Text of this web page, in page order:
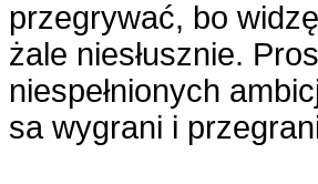
przegrywać, bo
żale niesłusznie.
niespełnionych
sa wygrani i